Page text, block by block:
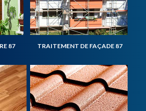
87 TRAITEMENT DE FAÇADE 87